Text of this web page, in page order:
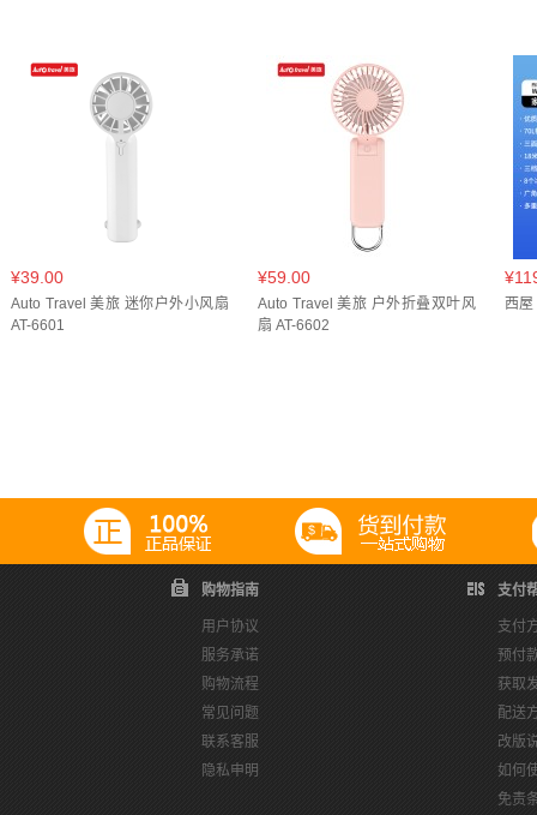
¥39.00
Auto Travel 美旅 迷你户外小风扇
AT-6601
¥59.00
Auto Travel 美旅 户外折叠双叶风
扇 AT-6602
西
购物指南
用户协议
服务承诺
购物流程
常见问题
联系客服
隐私申明
支付
支付
预付
获取
配送
改版
如何
免责